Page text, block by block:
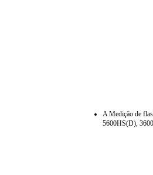
A Medição de
5600HS(D),